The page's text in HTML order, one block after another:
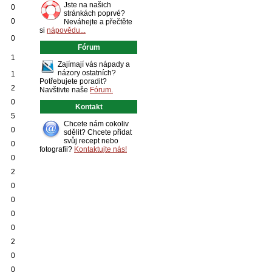
0
0
0
1
1
2
0
5
0
0
0
2
0
0
0
0
2
0
0
Jste na našich
stránkách poprvé?
Neváhejte a přečtěte
si nápovědu...
Fórum
Zajímají vás nápady a
názory ostatních?
Potřebujete poradit?
Navštivte naše Fórum.
Kontakt
Chcete nám cokoliv
sdělit? Chcete přidat
svůj recept nebo
fotografii? Kontaktujte nás!